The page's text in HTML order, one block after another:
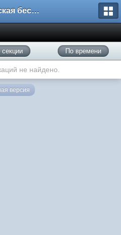
Батумская беседка
По времени
не найдено.
версия